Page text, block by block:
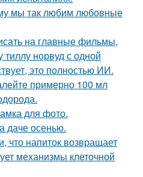
мы так любим любовные
на главные фильмы,
норвуд с одной
это полностью ИИ.
примерно 100 мл
для фото.
даче осенью.
что напиток возвращает
механизмы клеточной